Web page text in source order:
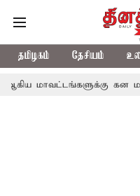
தமிழகம் தேசியம்
கன மழை